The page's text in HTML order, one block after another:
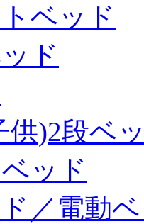
ベッド
ド
供)2段ベ
ッド
／電動